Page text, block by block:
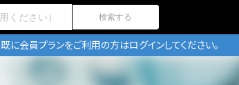
検索する
既に会員プランをご利用の方はログインしてください。